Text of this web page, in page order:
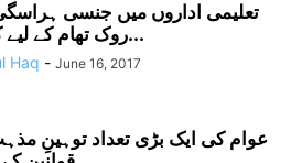
تعلیمی اداروں میں جنسی
روک تھام کے لیے کوئی...
Haq - June 16, 2017
عوام کی ایک بڑی تعداد توہینِ